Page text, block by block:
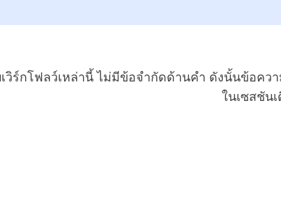
วิร์กโฟลว์เหล่านี้ ไม่มีข้อจำกัดด้านคำ ดังนั้นข้อค
ในเซสชัน